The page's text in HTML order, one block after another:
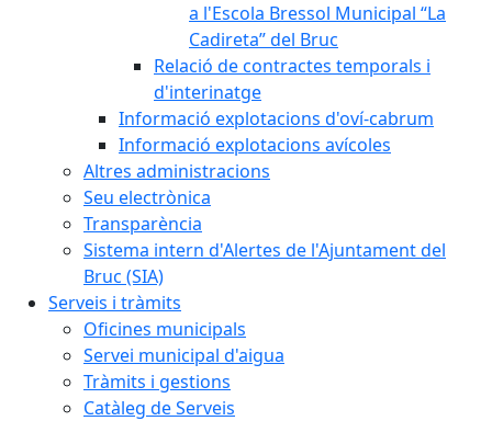
a l'Escola Bressol Municipal “La
Cadireta” del Bruc
Relació de contractes temporals i
d'interinatge
Informació explotacions d'oví-cabrum
Informació explotacions avícoles
Altres administracions
Seu electrònica
Transparència
Sistema intern d'Alertes de l'Ajuntament del
Bruc (SIA)
Serveis i tràmits
Oficines municipals
Servei municipal d'aigua
Tràmits i gestions
Catàleg de Serveis